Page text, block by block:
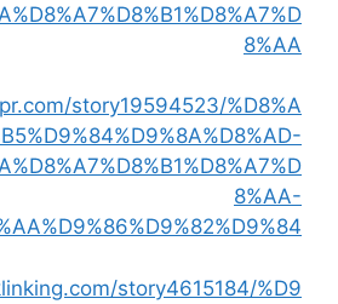
8%AA
story19594523/%D8%A
8%AA-
story4615184/%D9